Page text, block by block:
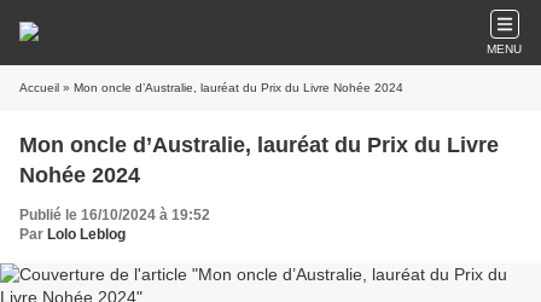
MENU
Accueil » Mon oncle d’Australie, lauréat du Prix du Livre Nohée 2024
Mon oncle d’Australie, lauréat du Prix du Livre
Nohée 2024
Publié le 16/10/2024 à 19:52
Par Lolo Leblog